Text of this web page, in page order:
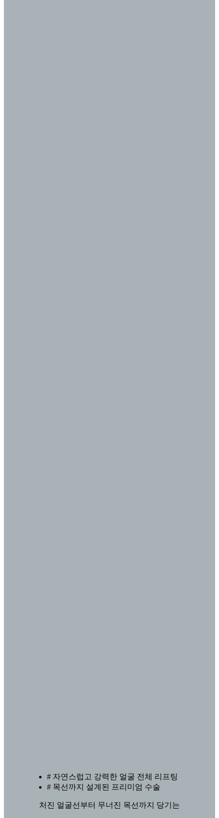
# 자연스럽고 강력한 얼굴 전체 리프팅
# 목선까지 설계된 프리미엄 수술
처진 얼굴선부터 무너진 목선까지 당기는